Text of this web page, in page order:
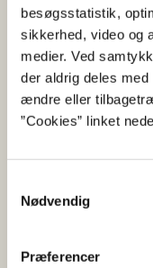
besøgsstatistik,
sikkerhed, video og
medier. Ved
der aldrig deles
ændre eller
”Cookies” linket
Nødvendig
Præferencer
Fødevarestyrelsen
fødevarekæden fra
dyresundhed og
Fødevarestyrelsen